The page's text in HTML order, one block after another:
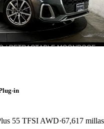
in
55 TFSI AWD 67,617 millas